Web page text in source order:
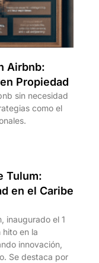
Airbnb:
Propiedad
sin necesidad
como el
Tulum:
en el Caribe
inaugurado el 1
en la
innovación,
Se destaca por